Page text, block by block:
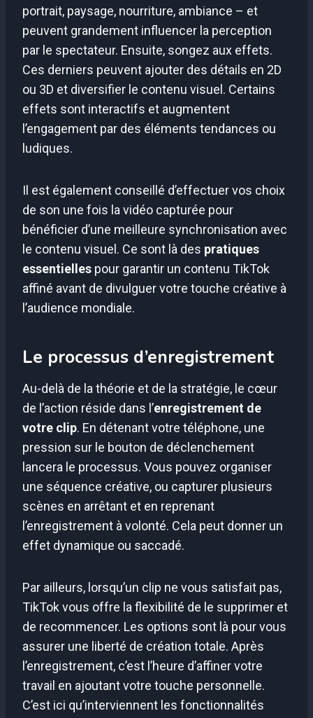
portrait, paysage, nourriture, ambiance – et
peuvent grandement influencer la perception
par le spectateur. Ensuite, songez aux effets.
Ces derniers peuvent ajouter des détails en 2D
ou 3D et diversifier le contenu visuel. Certains
effets sont interactifs et augmentent
l’engagement par des éléments tendances ou
ludiques.
Il est également conseillé d’effectuer vos choix
de son une fois la vidéo capturée pour
bénéficier d’une meilleure synchronisation avec
le contenu visuel. Ce sont là des pratiques
essentielles pour garantir un contenu TikTok
affiné avant de divulguer votre touche créative à
l’audience mondiale.
Le processus d’enregistrement
Au-delà de la théorie et de la stratégie, le cœur
de l’action réside dans l’enregistrement de
votre clip. En détenant votre téléphone, une
pression sur le bouton de déclenchement
lancera le processus. Vous pouvez organiser
une séquence créative, ou capturer plusieurs
scènes en arrêtant et en reprenant
l’enregistrement à volonté. Cela peut donner un
effet dynamique ou saccadé.
Par ailleurs, lorsqu’un clip ne vous satisfait pas,
TikTok vous offre la flexibilité de le supprimer et
de recommencer. Les options sont là pour vous
assurer une liberté de création totale. Après
l’enregistrement, c’est l’heure d’affiner votre
travail en ajoutant votre touche personnelle.
C’est ici qu’interviennent les fonctionnalités